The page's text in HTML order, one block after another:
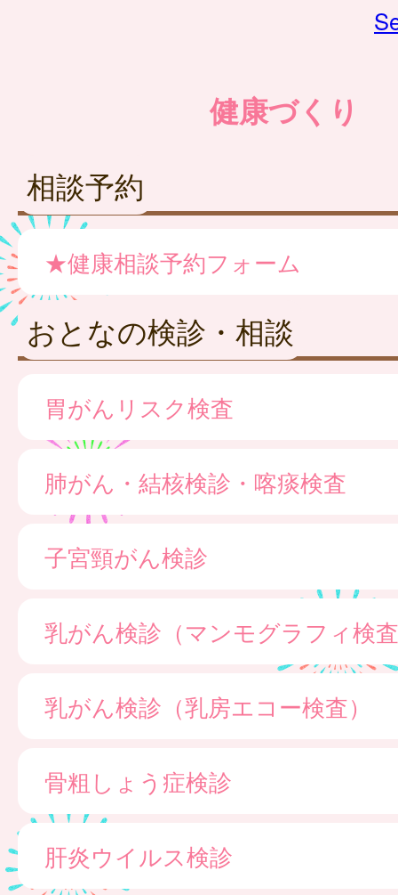
健康づくり
相談予約
★健康相談予約フォーム
おとなの検診・相談
胃がんリスク検査
肺がん・結核検診・喀痰検査
子宮頸がん検診
乳がん検診（マンモグラフィ検
乳がん検診（乳房エコー検査）
骨粗しょう症検診
肝炎ウイルス検診